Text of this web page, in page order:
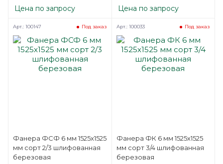
Цена по запросу
березовая
Цена по запросу
Фанера ФСФ 6 мм 1525х1525
мм сорт 2/3 шлифованная
березовая
Под заказ
Арт.: 100147
Фанера ФК 6 мм 1525х1525
мм сорт 3/4 шлифованная
березовая
Под заказ
Арт.: 100033